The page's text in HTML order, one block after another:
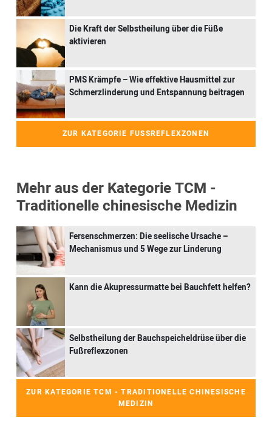
Die Kraft der Selbstheilung über die Füße
aktivieren
PMS Krämpfe – Wie effektive Hausmittel zur
Schmerzlinderung und Entspannung beitragen
ZUR KATEGORIE FUSSREFLEXZONEN
Mehr aus der Kategorie TCM -
Traditionelle chinesische Medizin
Fersenschmerzen: Die seelische Ursache –
Mechanismus und 5 Wege zur Linderung
Kann die Akupressurmatte bei Bauchfett helfen?
Selbstheilung der Bauchspeicheldrüse über die
Fußreflexzonen
ZUR KATEGORIE TCM - TRADITIONELLE CHINESISCHE
MEDIZIN